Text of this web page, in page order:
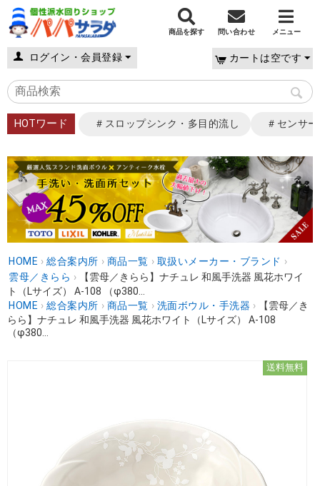
商品を探す 問い合わせ メニュー
ログイン・会員登録 カートは空です
HOTワード ＃スロップシンク・多目的流し ＃センサ
HOME › 総合案内所 › 商品一覧 › 取扱いメーカー・ブランド ›
雲母／きらら ›
【雲母／きらら】ナチュレ 和風手洗器 風花ホワイ
ト（Lサイズ） A-108 （φ380...
HOME › 総合案内所 › 商品一覧 › 洗面ボウル・手洗器 ›
【雲母／き
らら】ナチュレ 和風手洗器 風花ホワイト（Lサイズ） A-108
（φ380...
送料無料